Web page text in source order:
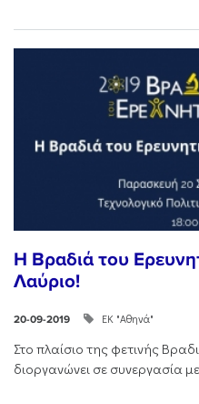
Η Βραδιά του
Λαύριο!
20-09-2019 ΕΚ "Αθηνά"
Στο πλαίσιο της φετινής
διοργανώνει σε συνεργασία